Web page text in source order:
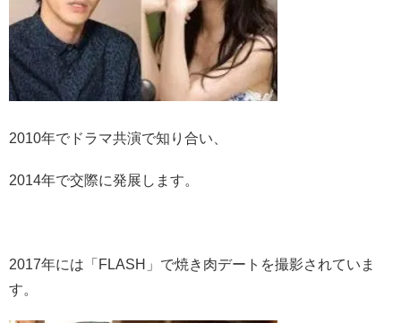
2010年でドラマ共演で知り合い、
2014年で交際に発展します。
2017年には「FLASH」で焼き肉デートを撮影されていま
す。